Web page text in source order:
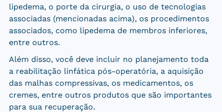
lipedema, o porte da cirurgia, o uso de tecnologias
associadas (mencionadas acima), os procedimentos
associados, como lipedema de membros inferiores,
entre outros.
Além disso, você deve incluir no planejamento toda
a reabilitação linfática pós-operatória, a aquisição
das malhas compressivas, os medicamentos, os
cremes, entre outros produtos que são importantes
para sua recuperação.